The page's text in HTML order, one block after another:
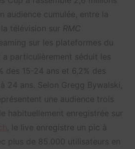
audience cumulée, entre la
télévision sur RMC
sur les plateformes du
a particulièrement séduit les
des 15-24 ans et 6,2% des
24 ans. Selon Gregg Bywalski,
une audience trois
habituellement enregistrée sur
, le live enregistre un pic à
plus de 85.000 utilisateurs en